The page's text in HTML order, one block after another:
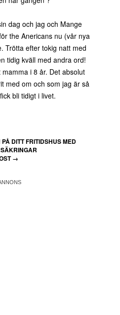
dag och jag och Mange
the Anericans nu (vår nya
Trötta efter tokig natt med
tidig kväll med andra ord!
i 8 år. Det absolut
med om och som jag är så
bli tidigt i livet.
DITT FRITIDSHUS MED
→